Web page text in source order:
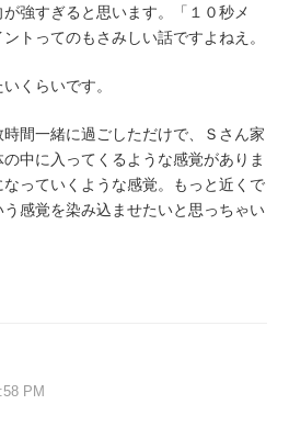
強すぎると思います。「１０秒メ
トってのもさみしい話ですよねえ。
くらいです。
間一緒に過ごしただけで、Ｓさん家
中に入ってくるような感覚がありま
っていくような感覚。もっと近くで
感覚を染み込ませたいと思っちゃい
PM